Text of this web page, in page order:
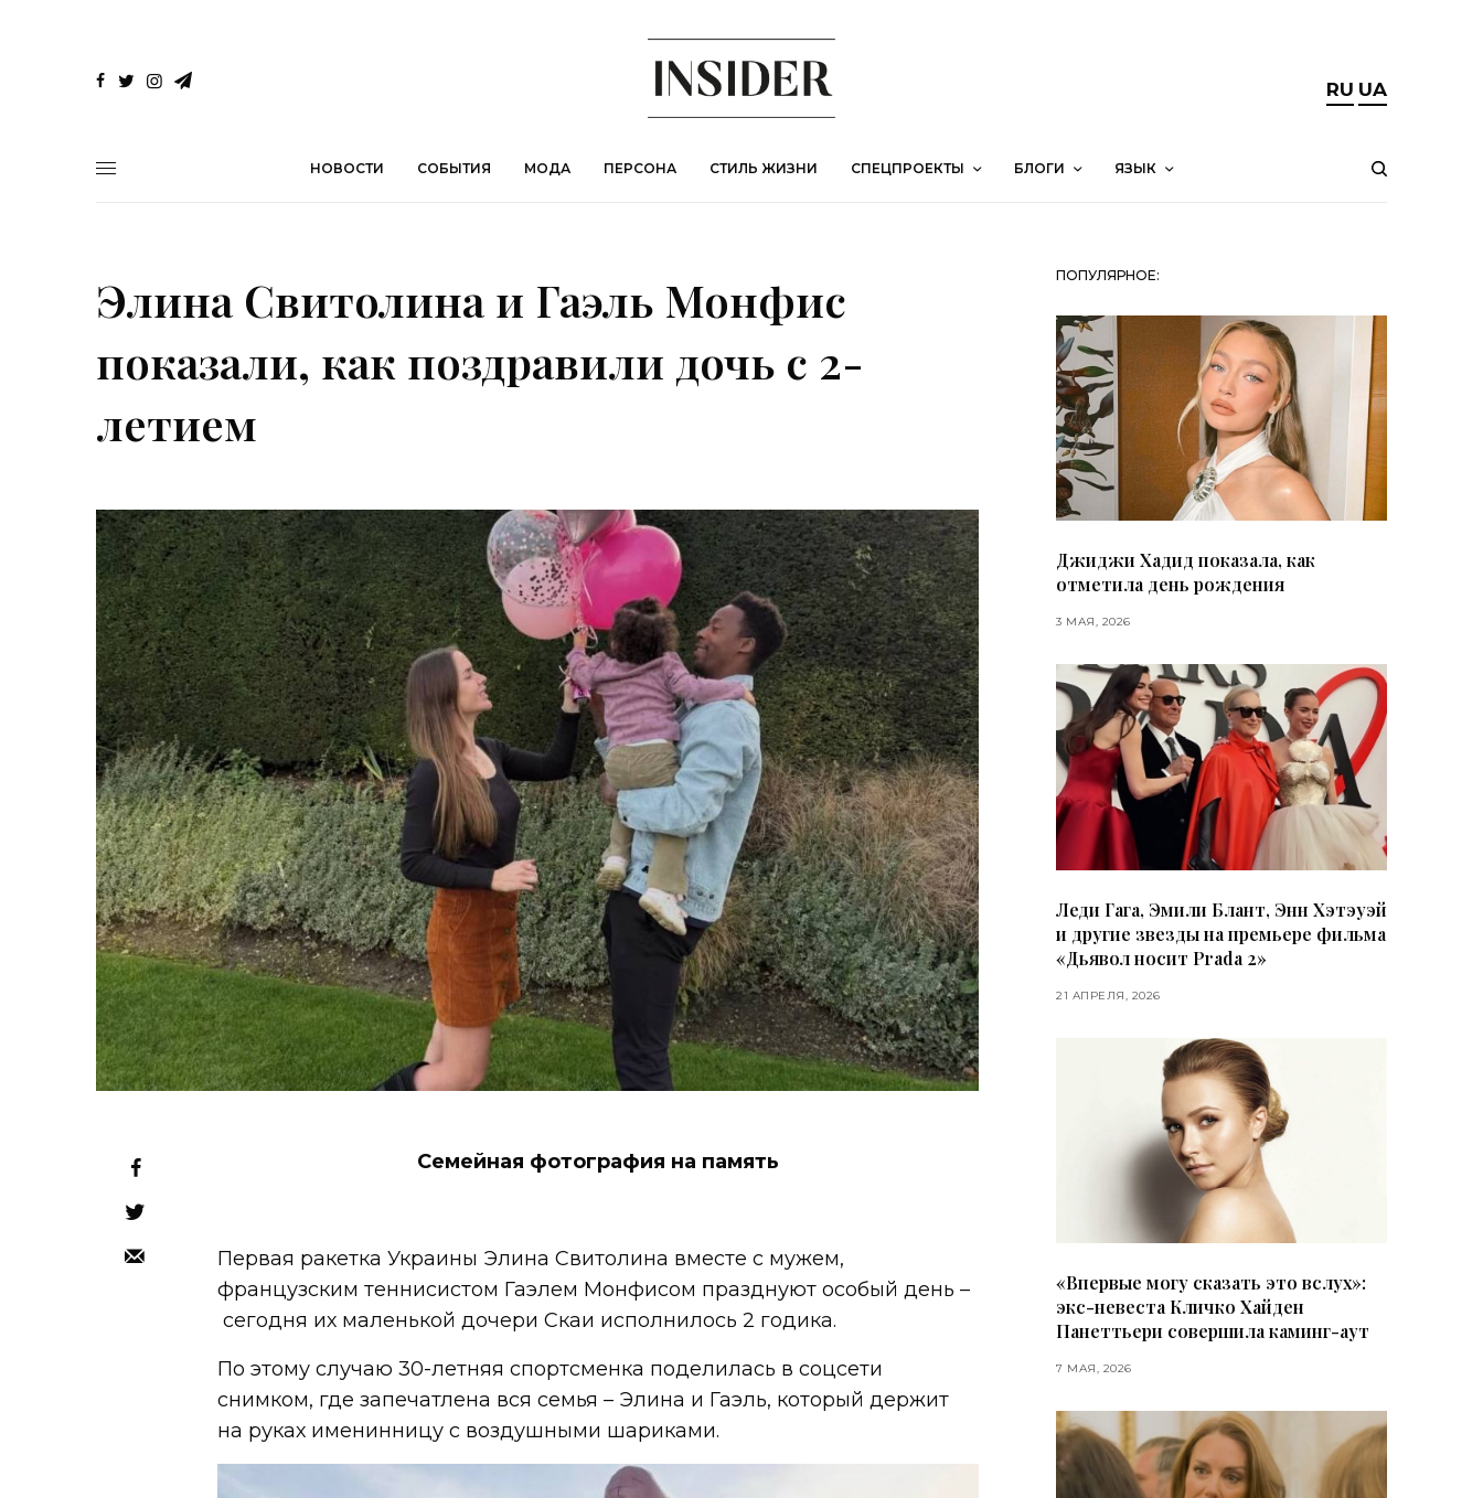
RU UA
НОВОСТИ СОБЫТИЯ МОДА ПЕРСОНА СТИЛЬ ЖИЗНИ СПЕЦПРОЕКТЫ БЛОГИ ЯЗЫК
Элина Свитолина и Гаэль Монфис
показали, как поздравили дочь с 2-
летием
Семейная фотография на память
Первая ракетка Украины Элина Свитолина вместе с мужем,
французским теннисистом Гаэлем Монфисом празднуют особый день –
сегодня их маленькой дочери Скаи исполнилось 2 годика.
По этому случаю 30-летняя спортсменка поделилась в соцсети
снимком, где запечатлена вся семья – Элина и Гаэль, который держит
на руках именинницу с воздушными шариками.
ПОПУЛЯРНОЕ:
Джиджи Хадид показала, как
отметила день рождения
3 МАЯ, 2026
Леди Гага, Эмили Блант, Энн Хэтэуэй
и другие звезды на премьере фильма
«Дьявол носит Prada 2»
21 АПРЕЛЯ, 2026
«Впервые могу сказать это вслух»:
экс-невеста Кличко Хайден
Панеттьери совершила каминг-аут
7 МАЯ, 2026